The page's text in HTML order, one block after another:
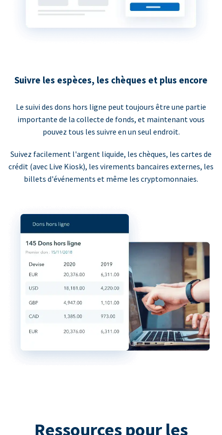
Suivre les espèces, les chèques et plus encore
Le suivi des dons hors ligne peut toujours être une partie
importante de la collecte de fonds, et maintenant vous
pouvez tous les suivre en un seul endroit.
Suivez facilement l'argent liquide, les chèques, les cartes de
crédit (avec Live Kiosk), les virements bancaires externes, les
billets d'événements et même les cryptomonnaies.
Ressources pour les